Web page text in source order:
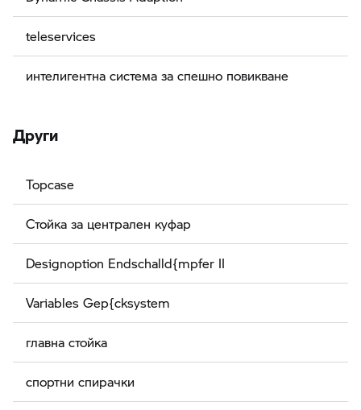
teleservices
интелигентна система за спешно повикване
Други
Topcase
Стойка за централен куфар
Designoption Endschalld{mpfer II
Variables Gep{cksystem
главна стойка
спортни спирачки